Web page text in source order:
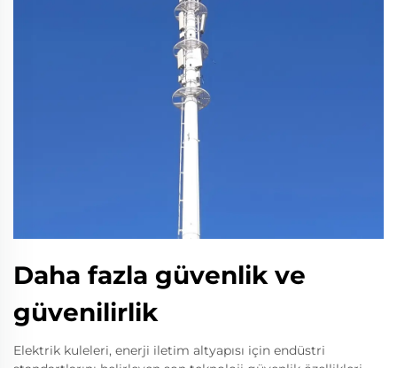
Daha fazla güvenlik ve
güvenilirlik
Elektrik kuleleri, enerji iletim altyapısı için endüstri